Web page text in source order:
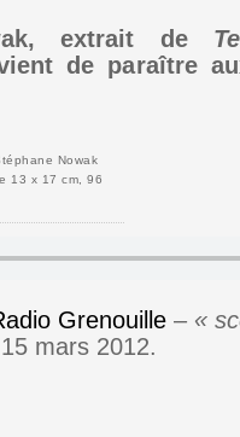
extrait de
de paraître
Nowak
13 x 17 cm, 96
Grenouille – «
mars 2012.